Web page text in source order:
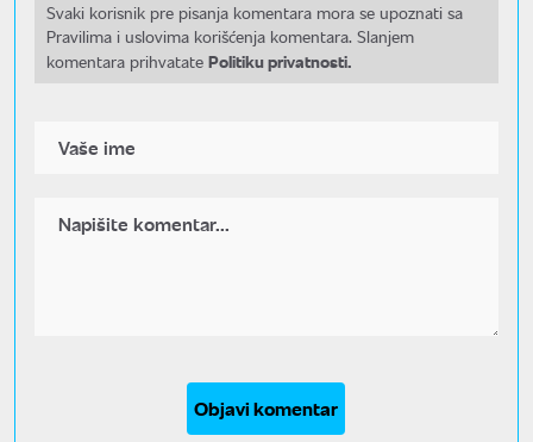
Svaki korisnik pre pisanja komentara mora se upoznati sa
Pravilima i uslovima korišćenja komentara. Slanjem
komentara prihvatate Politiku privatnosti.
Objavi komentar